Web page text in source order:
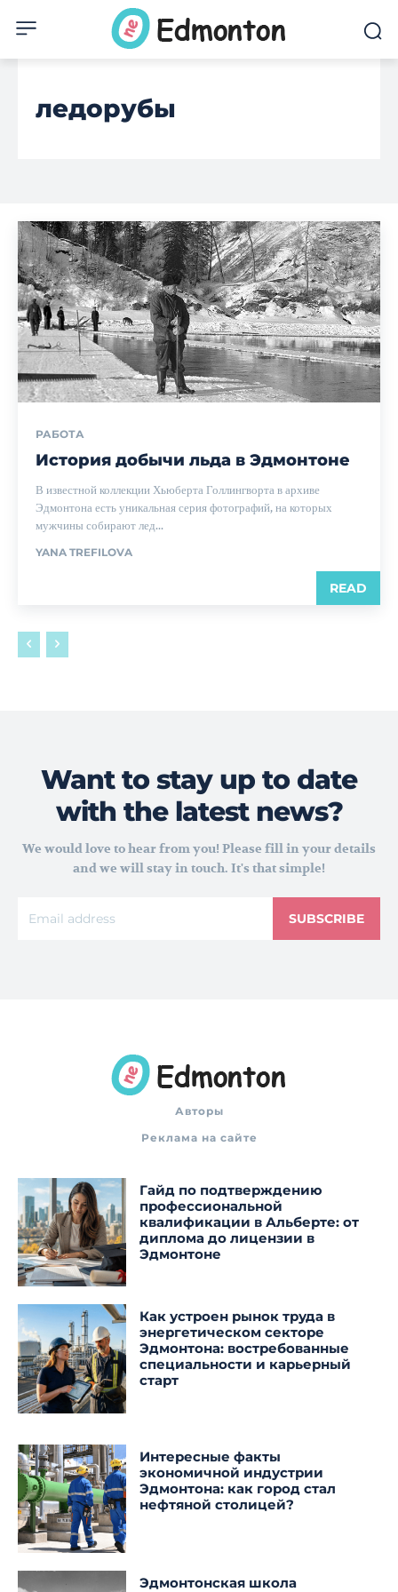
ледорубы
РАБОТА
История добычи льда в Эдмонтоне
В известной коллекции Хьюберта Голлингворта в архиве
Эдмонтона есть уникальная серия фотографий, на которых
мужчины собирают лед...
YANA TREFILOVA
READ
Want to stay up to date
with the latest news?
We would love to hear from you! Please fill in your details
and we will stay in touch. It's that simple!
SUBSCRIBE
Авторы
Реклама на сайте
Гайд по подтверждению
профессиональной
квалификации в Альберте: от
диплома до лицензии в
Эдмонтоне
Как устроен рынок труда в
энергетическом секторе
Эдмонтона: востребованные
специальности и карьерный
старт
Интересные факты
экономичной индустрии
Эдмонтона: как город стал
нефтяной столицей?
Эдмонтонская школа